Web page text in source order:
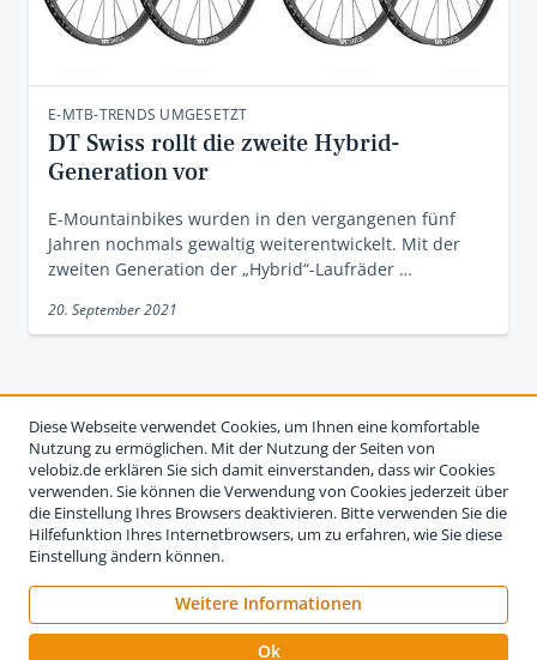
E-MTB-TRENDS UMGESETZT
DT Swiss rollt die zweite Hybrid-
Generation vor
E-Mountainbikes wurden in den vergangenen fünf
Jahren nochmals gewaltig weiterentwickelt. Mit der
zweiten Generation der „Hybrid“-Laufräder …
20. September 2021
Diese Webseite verwendet Cookies, um Ihnen eine komfortable
Nutzung zu ermöglichen. Mit der Nutzung der Seiten von
velobiz.de erklären Sie sich damit einverstanden, dass wir Cookies
verwenden. Sie können die Verwendung von Cookies jederzeit über
die Einstellung Ihres Browsers deaktivieren. Bitte verwenden Sie die
Hilfefunktion Ihres Internetbrowsers, um zu erfahren, wie Sie diese
Einstellung ändern können.
Weitere Informationen
Ok
Impressum Nutzungsbedingungen
Datenschutzerklärung
Werben auf velobiz.de